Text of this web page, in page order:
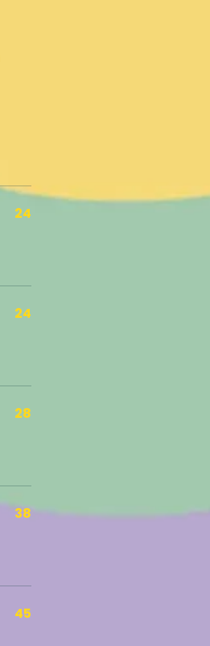
24
24
28
38
45